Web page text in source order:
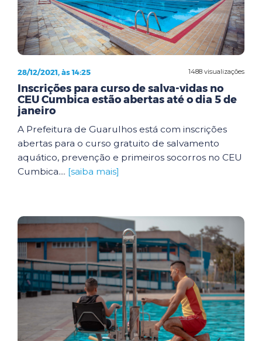
1488 visualizações
28/12/2021, às 14:25
Inscrições para curso de salva-vidas no
CEU Cumbica estão abertas até o dia 5 de
janeiro
A Prefeitura de Guarulhos está com inscrições
abertas para o curso gratuito de salvamento
aquático, prevenção e primeiros socorros no CEU
Cumbica.... [saiba mais]